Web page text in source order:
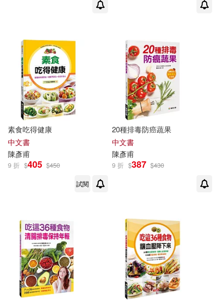
素食吃得健康
中文書
陳彥甫
9 折 $405 $450
試閱
20種排毒防癌蔬果
中文書
陳彥甫
9 折 $387 $430